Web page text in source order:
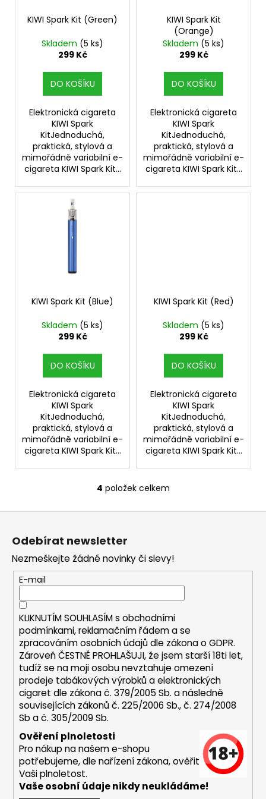
KIWI Spark Kit (Green)
Skladem (5 ks)
299 Kč
DO KOŠÍKU
Elektronická cigareta
KIWI Spark
KitJednoduchá,
praktická, stylová a
mimořádně variabilní e-
cigareta KIWI Spark Kit...
KIWI Spark Kit
(Orange)
Skladem (5 ks)
299 Kč
DO KOŠÍKU
Elektronická cigareta
KIWI Spark
KitJednoduchá,
praktická, stylová a
mimořádně variabilní e-
cigareta KIWI Spark Kit...
KIWI Spark Kit (Blue)
Skladem (5 ks)
299 Kč
DO KOŠÍKU
Elektronická cigareta
KIWI Spark
KitJednoduchá,
praktická, stylová a
mimořádně variabilní e-
cigareta KIWI Spark Kit...
KIWI Spark Kit (Red)
Skladem (5 ks)
299 Kč
DO KOŠÍKU
Elektronická cigareta
KIWI Spark
KitJednoduchá,
praktická, stylová a
mimořádně variabilní e-
cigareta KIWI Spark Kit...
O
v
a
c
í
p
r
v
k
y
v
ý
p
i
4 položek celkem
Odebírat newsletter
Nezmeškejte žádné novinky či slevy!
E-mail
KLIKNUTÍM SOUHLASÍM s obchodními
podmínkami,reklamačním řádem a se
zpracováním osobních údajů dle zákona oGDPR.
Zároveň ČESTNĚ PROHLAŠUJI, že jsem starší 18ti let,
tudíž se na moji osobu nevztahuje omezení
prodeje tabákových výrobků a elektronických
cigaret dle zákona č. 379/2005 Sb. a následně
souvisejících zákonů č. 225/2006 Sb., č. 274/2008
Sb a č. 305/2009 Sb.
Ověření plnoletosti
Pro nákup na našem e-shopu
potřebujeme, dle nařízení zákona, ověřit
Vaši plnoletost.
Vaše osobní údaje nikdy neukládáme!